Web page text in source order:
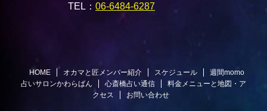
TEL： 06-6484-6287
HOME オカマと匠メンバー紹介 スケジュール
週間momo
占いサロンかわらばん
心斎橋占い通信
料金メニューと地図・ア
クセス
お問い合わせ